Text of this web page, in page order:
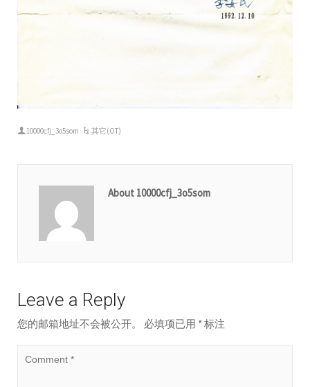
10000cfj_3o5som 其它(OT)
About 10000cfj_3o5som
Leave a Reply
您的邮箱地址不会被公开。 必填项已用 *标注